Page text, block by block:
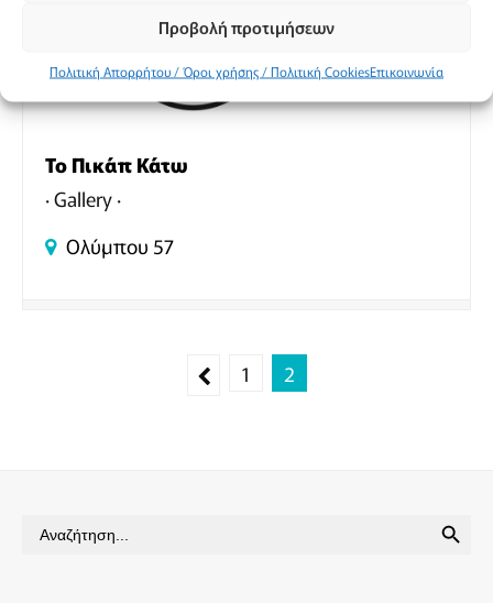
Προβολή προτιμήσεων
Πολιτική Απορρήτου / Όροι χρήσης / Πολιτική CookiesΕπικοινωνία
Το Πικάπ Κάτω
Gallery
Ολύμπου 57
1 2
Search
for: